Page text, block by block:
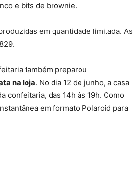
e bits de brownie.
em quantidade limitada. As
também preparou
na loja. No dia 12 de junho, a casa
confeitaria, das 14h às 19h. Como
em formato Polaroid para